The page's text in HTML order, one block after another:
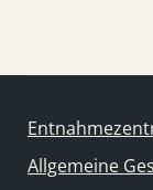
Allgemeine